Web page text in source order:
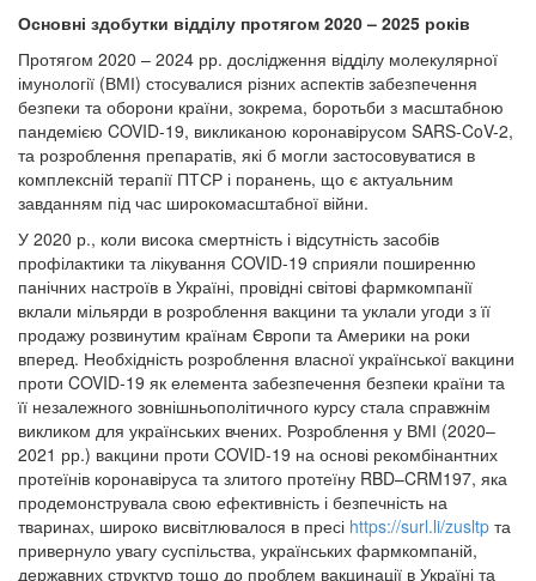
Основні здобутки відділу протягом 2020 – 2025 років
Протягом 2020 – 2024 рр. дослідження відділу молекулярної
імунології (ВМІ) стосувалися різних аспектів забезпечення
безпеки та оборони країни, зокрема, боротьби з масштабною
пандемією COVID-19, викликаною коронавірусом SARS-CoV-2,
та розроблення препаратів, які б могли застосовуватися в
комплексній терапії ПТСР і поранень, що є актуальним
завданням під час широкомасштабної війни.
У 2020 р., коли висока смертність і відсутність засобів
профілактики та лікування COVID-19 сприяли поширенню
панічних настроїв в Україні, провідні світові фармкомпанії
вклали мільярди в розроблення вакцини та уклали угоди з її
продажу розвинутим країнам Європи та Америки на роки
вперед. Необхідність розроблення власної української вакцини
проти COVID-19 як елемента забезпечення безпеки країни та
її незалежного зовнішньополітичного курсу стала справжнім
викликом для українських вчених. Розроблення у ВМІ (2020–
2021 рр.) вакцини проти COVID-19 на основі рекомбінантних
протеїнів коронавіруса та злитого протеїну RBD–CRM197, яка
продемонструвала свою ефективність і безпечність на
тваринах, широко висвітлювалося в пресі https://surl.li/zusltp та
привернуло увагу суспільства, українських фармкомпаній,
державних структур тощо до проблем вакцинації в Україні та